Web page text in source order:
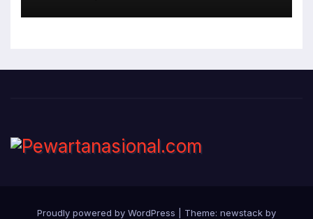
Proudly powered by WordPress
Theme: newstack by